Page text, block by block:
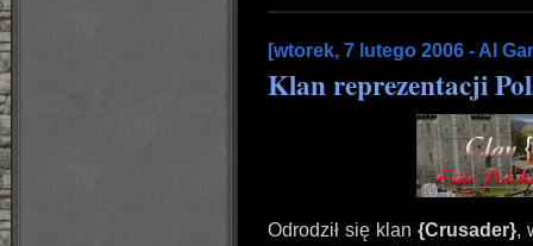
[wtorek, 7 lutego 2006 - Al
Klan reprezentacji
Odrodził się klan{Crusader},